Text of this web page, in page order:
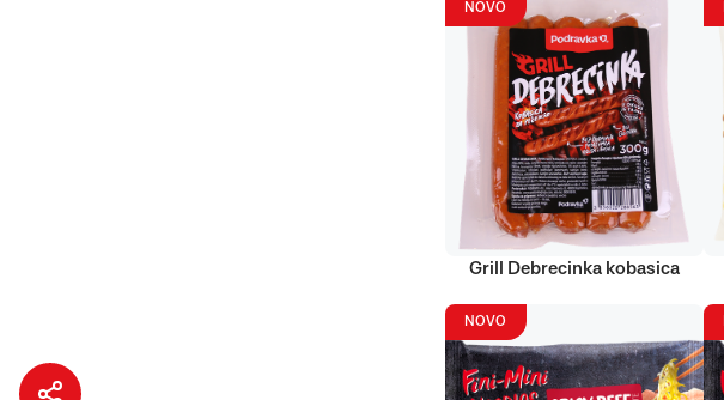
NOVO
Grill Debrecinka kobasica
NOVO